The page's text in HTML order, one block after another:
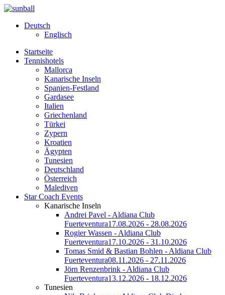
Deutsch
Englisch
Startseite
Tennishotels
Mallorca
Kanarische Inseln
Spanien-Festland
Gardasee
Italien
Griechenland
Türkei
Zypern
Kroatien
Ägypten
Tunesien
Deutschland
Österreich
Malediven
Star Coach Events
Kanarische Inseln
Andrei Pavel - Aldiana Club
Fuerteventura17.08.2026 - 28.08.2026
Rogier Wassen - Aldiana Club
Fuerteventura17.10.2026 - 31.10.2026
Tomas Smid & Bastian Bohlen - Aldiana Club
Fuerteventura08.11.2026 - 27.11.2026
Jörn Renzenbrink - Aldiana Club
Fuerteventura13.12.2026 - 18.12.2026
Tunesien